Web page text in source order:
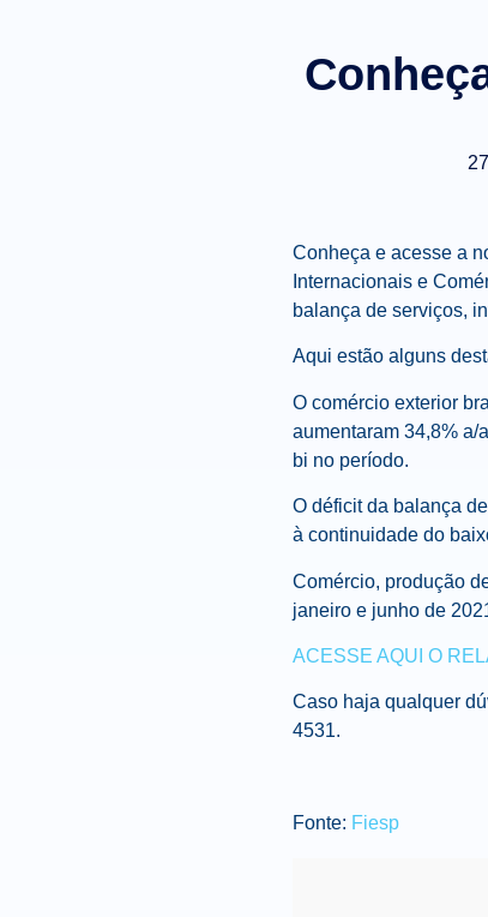
Conheça e acesse a
Internacionais e
balança de serviços,
Aqui estão alguns
O comércio exterior
aumentaram 34,8% a/
bi no período.
O déficit da balança
à continuidade do
Comércio, produção
janeiro e junho de
ACESSE AQUI O
Caso haja qualquer
4531.
Fonte: Fiesp